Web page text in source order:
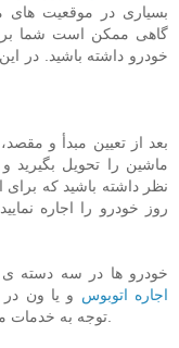
بسیاری در موقعیت های
گاهی ممکن است شما
خودرو داشته باشید. در
بعد از تعیین مبدأ و
ماشین را تحویل بگیرید
روز خودرو را اجاره
خودرو ها در سه دسته ی
اجاره اتوبوس و یا ون در